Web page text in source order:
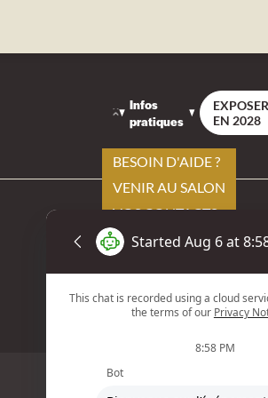
Infos
pratiques
BESOIN D'AIDE ?
VENIR AU SALON
VOS CONTACTS
EXPOSER
EN 2028